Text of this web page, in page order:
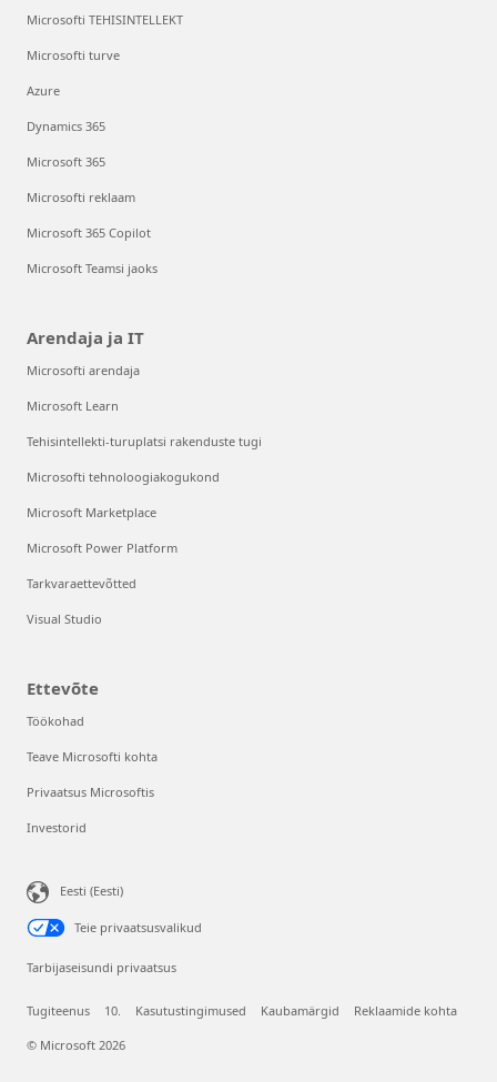
Microsofti TEHISINTELLEKT
Microsofti turve
Azure
Dynamics 365
Microsoft 365
Microsofti reklaam
Microsoft 365 Copilot
Microsoft Teamsi jaoks
Arendaja ja IT
Microsofti arendaja
Microsoft Learn
Tehisintellekti-turuplatsi rakenduste tugi
Microsofti tehnoloogiakogukond
Microsoft Marketplace
Microsoft Power Platform
Tarkvaraettevõtted
Visual Studio
Ettevõte
Töökohad
Teave Microsofti kohta
Privaatsus Microsoftis
Investorid
Eesti (Eesti)
Teie privaatsusvalikud
Tarbijaseisundi privaatsus
Tugiteenus 10. Kasutustingimused Kaubamärgid Reklaamide kohta
© Microsoft 2026